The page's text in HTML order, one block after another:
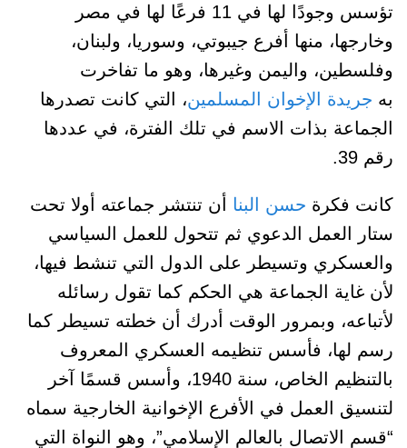
تؤسس وجودًا لها في 11 فرعًا لها في مصر
وخارجها، منها أفرع جيبوتي، وسوريا، ولبنان،
وفلسطين، واليمن وغيرها، وهو ما تفاخرت
به جريدة الإخوان المسلمين، التي كانت تصدرها
الجماعة بذات الاسم في تلك الفترة، في عددها
رقم 39.
كانت فكرة حسن البنا أن تنتشر جماعته أولا تحت
ستار العمل الدعوي ثم تتحول للعمل السياسي
والعسكري وتسيطر على الدول التي تنشط فيها،
لأن غاية الجماعة هي الحكم كما تقول رسائله
لأتباعه، وبمرور الوقت أدرك أن خطته تسيطر كما
رسم لها، فأسس تنظيمه العسكري المعروف
بالتنظيم الخاص، سنة 1940، وأسس قسمًا آخر
لتنسيق العمل في الأفرع الإخوانية الخارجية سماه
“قسم الاتصال بالعالم الإسلامي”، وهو النواة التي